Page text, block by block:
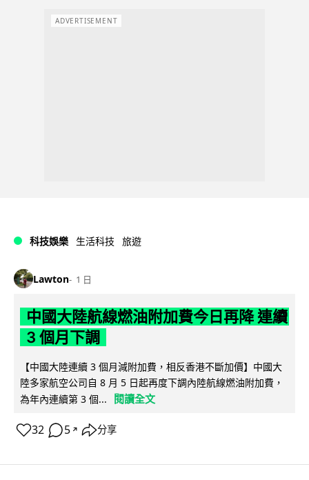
ADVERTISEMENT
科技娛樂 生活科技 旅遊
Lawton 1 日
中國大陸航線燃油附加費今日再降 連續
3 個月下調
【中國大陸連續 3 個月減附加費，相反香港不斷加價】中國大
陸多家航空公司自 8 月 5 日起再度下調內陸航線燃油附加費，
為年內連續第 3 個...
閱讀全文
32 5 ↗ 分享